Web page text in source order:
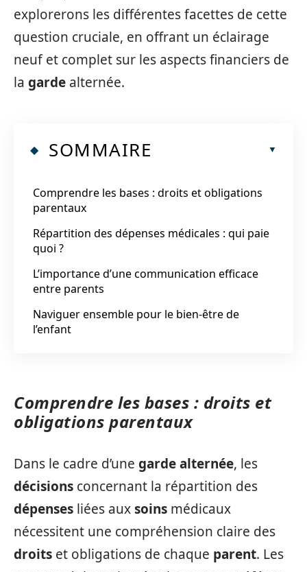
explorerons les différentes facettes de cette
question cruciale, en offrant un éclairage
neuf et complet sur les aspects financiers de
la garde alternée.
SOMMAIRE
Comprendre les bases : droits et obligations
parentaux
Répartition des dépenses médicales : qui paie
quoi ?
L’importance d’une communication efficace
entre parents
Naviguer ensemble pour le bien-être de
l’enfant
Comprendre les bases : droits et
obligations parentaux
Dans le cadre d’une garde alternée, les
décisions concernant la répartition des
dépenses liées auxsoins médicaux
nécessitent une compréhension claire des
droits et obligations de chaque parent. Les